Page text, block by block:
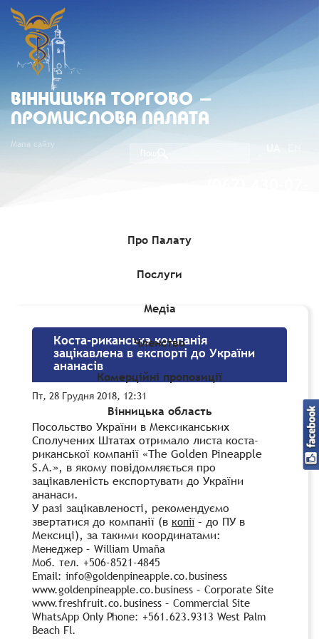
ВIННИЦЬКА ТОРГОВО -
ПРОМИСЛОВА ПАЛАТА
Мапа сайту
Про Палату
Послуги
Медіа
Членство
Комерційні пропозиції
Вінницька область
Комерційні пропозиції»Коста-риканська компанія
Коста-риканська компанія
зацікавлена в експорті до України
ананасів
Пт, 28 Грудня 2018, 12:31
Посольство України в Мексиканських
Сполучених Штатах отримало листа коста-
риканської компанії «The Golden Pineapple
S.A.», в якому повідомляється про
зацікавленість експортувати до України
ананаси.
У разі зацікавленості, рекомендуємо
звертатися до компанії (в копії– до ПУ в
Мексиці), за такими координатами:
Менеджер – William Umaña
Моб. тел. +506-8521-4845
Email: info@goldenpineapple.co.business
www.goldenpineapple.со.business – Corporate Site
www.freshfruit.со.business – Commercial Site
WhatsApp Only Phone: +561.623.9313 West Palm
Beach Fl.